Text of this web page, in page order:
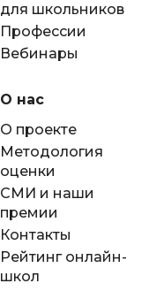
для школьников
Профессии
Вебинары
О нас
О проекте
Методология
оценки
СМИ и наши
премии
Контакты
Рейтинг онлайн-
школ